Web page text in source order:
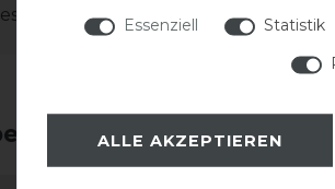
gefallen?
für dich
Essenziell Statistik
ALLE AKZEPTIEREN